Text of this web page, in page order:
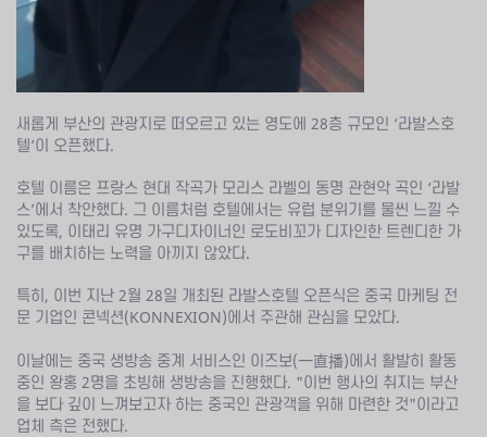
새롭게 부산의 관광지로 떠오르고 있는 영도에 28층 규모인 ‘라발스호
텔’이 오픈했다.
호텔 이름은 프랑스 현대 작곡가 모리스 라벨의 동명 관현악 곡인 ‘라발
스’에서 착안했다. 그 이름처럼 호텔에서는 유럽 분위기를 물씬 느낄 수
있도록, 이태리 유명 가구디자이너인 로도비꼬가 디자인한 트렌디한 가
구를 배치하는 노력을 아끼지 않았다.
특히, 이번 지난 2월 28일 개최된 라발스호텔 오픈식은 중국 마케팅 전
문 기업인 콘넥션(KONNEXION)에서 주관해 관심을 모았다.
이날에는 중국 생방송 중계 서비스인 이즈보(一直播)에서 활발히 활동
중인 왕홍 2명을 초빙해 생방송을 진행했다. "이번 행사의 취지는 부산
을 보다 깊이 느껴보고자 하는 중국인 관광객을 위해 마련한 것"이라고
업체 측은 전했다.